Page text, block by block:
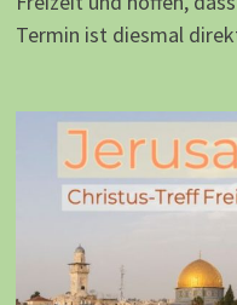
Termin ist diesmal